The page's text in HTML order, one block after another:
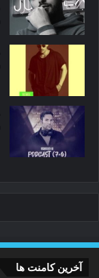
آخرین کامنت ها